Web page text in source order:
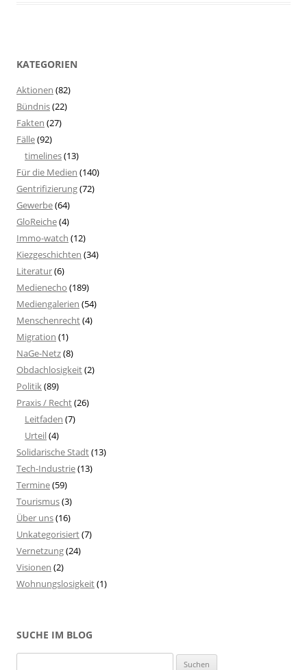
KATEGORIEN
Aktionen (82)
Bündnis(22)
Fakten (27)
Fälle(92)
timelines(13)
Für die Medien (140)
Gentrifizierung(72)
Gewerbe(64)
GloReiche(4)
Immo-watch (12)
Kiezgeschichten (34)
Literatur(6)
Medienecho (189)
Mediengalerien (54)
Menschenrecht(4)
Migration (1)
NaGe-Netz(8)
Obdachlosigkeit(2)
Politik(89)
Praxis / Recht(26)
Leitfaden (7)
Urteil(4)
Solidarische Stadt(13)
Tech-Industrie(13)
Termine(59)
Tourismus(3)
Über uns(16)
Unkategorisiert(7)
Vernetzung(24)
Visionen (2)
Wohnungslosigkeit(1)
SUCHE IM BLOG